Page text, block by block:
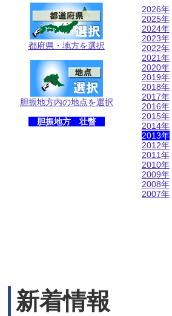
都府県・地方を選択
胆振地方内の地点を選択
胆振地方 壮瞥
2026年
2025年
2024年
2023年
2022年
2021年
2020年
2019年
2018年
2017年
2016年
2015年
2014年
2013年
2012年
2011年
2010年
2009年
2008年
2007年
新着情報